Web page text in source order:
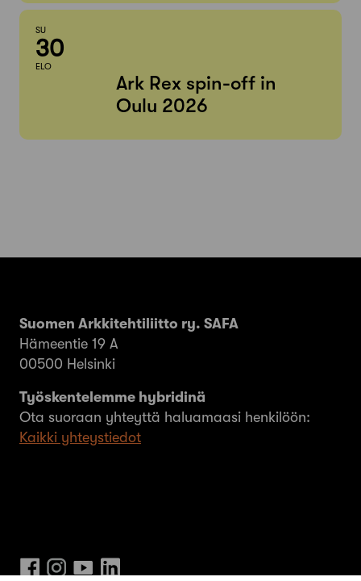
SU
30
ELO
Ark Rex spin-off in
Oulu 2026
Suomen Arkkitehtiliitto ry. SAFA
Hämeentie 19 A
00500 Helsinki
Työskentelemme hybridinä
Ota suoraan yhteyttä haluamaasi henkilöön:
Kaikki yhteystiedot